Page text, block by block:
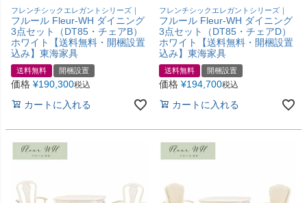
フレンチシックエレガントシリーズ｜
フルール Fleur-WH ダイニング
3点セット（DT85・チェアB）
ホワイト【送料無料・開梱設置
込み】東海家具
送料無料 開梱設置
価格 ¥190,300税込
カートに入れる
フレンチシックエレガントシリーズ｜
フルール Fleur-WH ダイニング
3点セット（DT85・チェアD）
ホワイト【送料無料・開梱設置
込み】東海家具
送料無料 開梱設置
価格 ¥194,700税込
カートに入れる